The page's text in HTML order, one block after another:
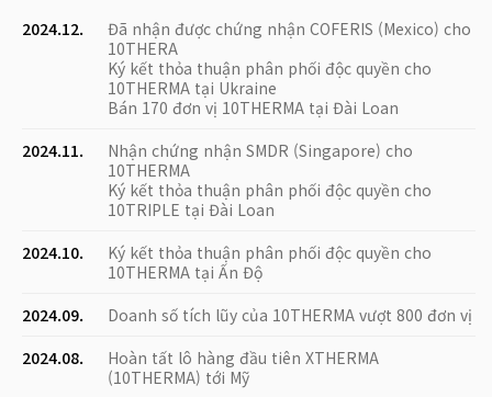
2024.12.
Đã nhận được chứng nhận COFERIS (Mexico) cho
10THERA
Ký kết thỏa thuận phân phối độc quyền cho
10THERMA tại Ukraine
Bán 170 đơn vị 10THERMA tại Đài Loan
2024.11.
Nhận chứng nhận SMDR (Singapore) cho
10THERMA
Ký kết thỏa thuận phân phối độc quyền cho
10TRIPLE tại Đài Loan
2024.10.
Ký kết thỏa thuận phân phối độc quyền cho
10THERMA tại Ấn Độ
2024.09.
Doanh số tích lũy của 10THERMA vượt 800 đơn vị
2024.08.
Hoàn tất lô hàng đầu tiên XTHERMA
(10THERMA) tới Mỹ